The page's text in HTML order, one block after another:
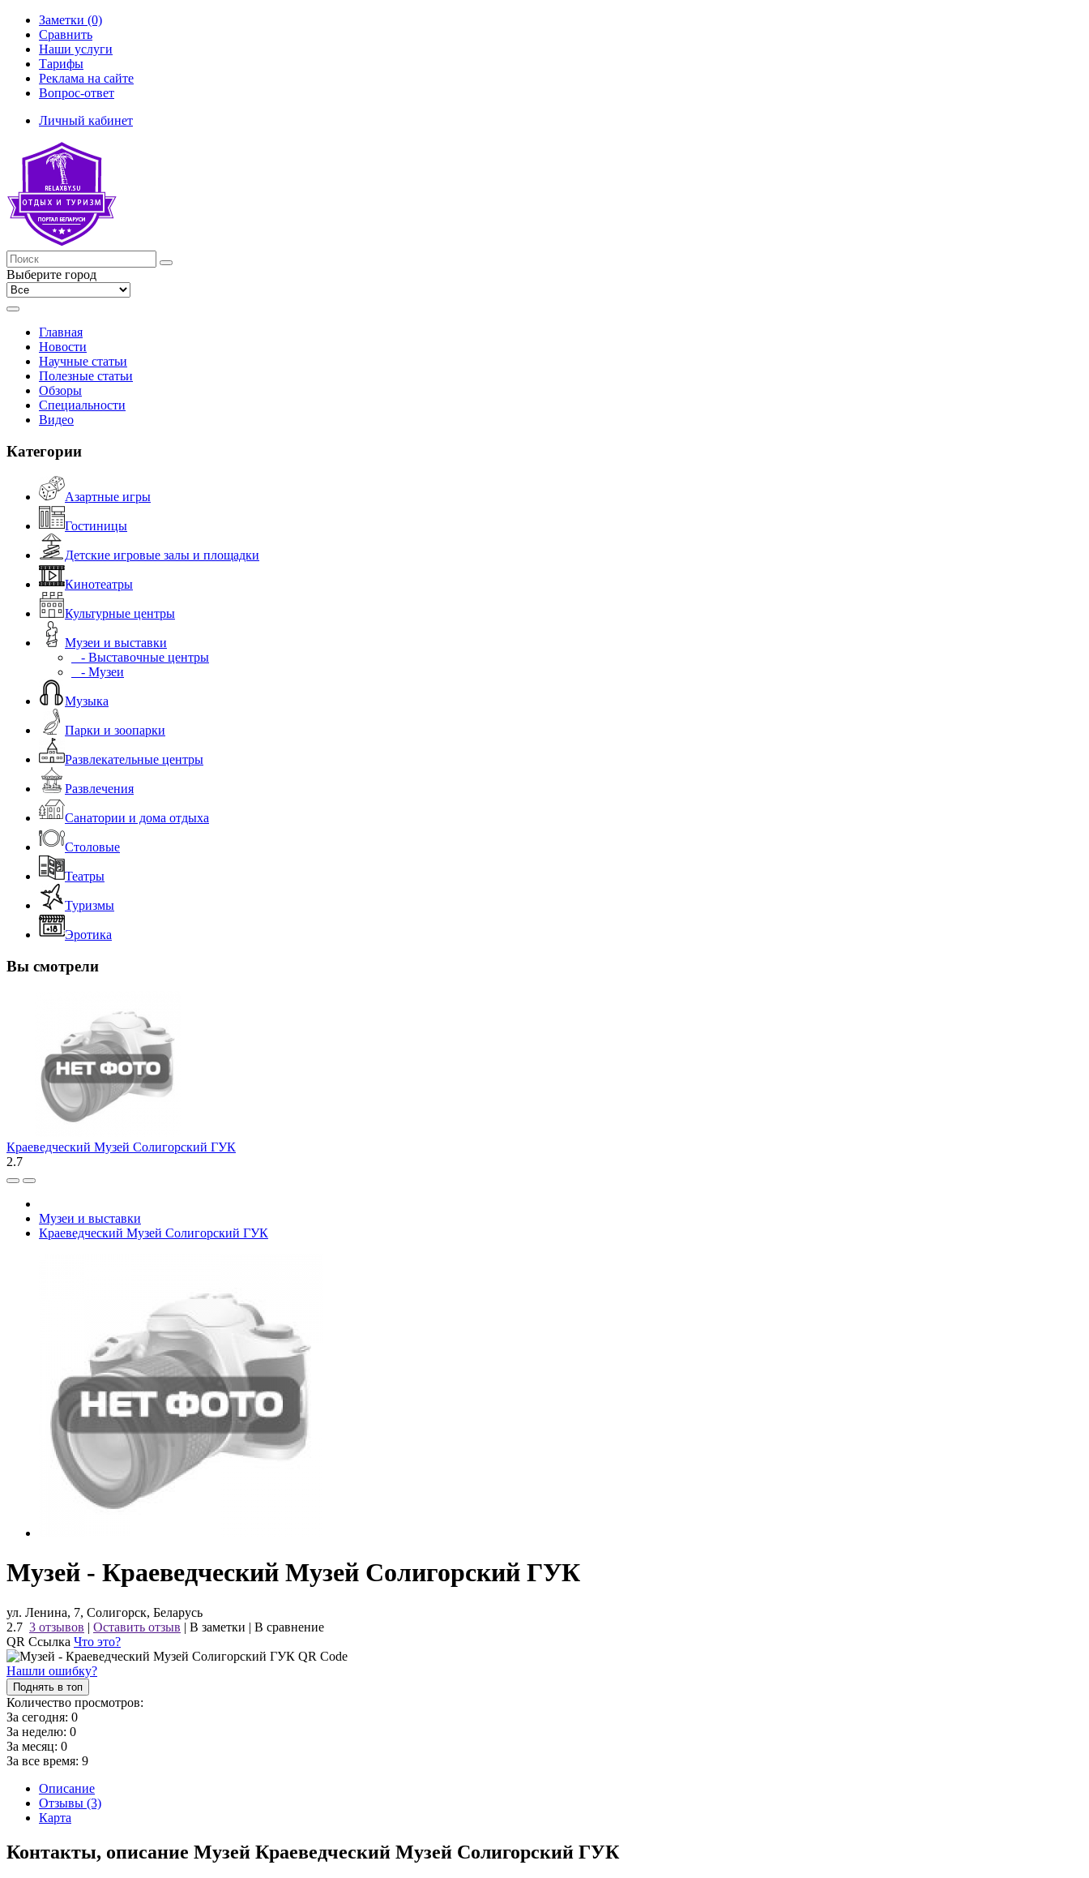
Заметки (0)
Сравнить
Наши услуги
Тарифы
Реклама на сайте
Вопрос-ответ
Личный кабинет
Выберите город
Главная
Новости
Научные статьи
Полезные статьи
Обзоры
Специальности
Видео
Категории
Азартные игры
Гостиницы
Детские игровые залы и площадки
Кинотеатры
Культурные центры
Музеи и выставки
- Выставочные центры
- Музеи
Музыка
Парки и зоопарки
Развлекательные центры
Развлечения
Санатории и дома отдыха
Столовые
Театры
Туризмы
Эротика
Вы смотрели
Краеведческий Музей Солигорский ГУК
2.7
Музеи и выставки
Краеведческий Музей Солигорский ГУК
Музей - Краеведческий Музей Солигорский ГУК
ул. Ленина, 7, Солигорск, Беларусь
2.7 3 отзывов | Оставить отзыв | В заметки | В сравнение
QR Ссылка Что это?
Нашли ошибку?
Поднять в топ
Количество просмотров:
За сегодня: 0
За неделю: 0
За месяц: 0
За все время: 9
Описание
Отзывы (3)
Карта
Контакты, описание Музей Краеведческий Музей Солигорский ГУК